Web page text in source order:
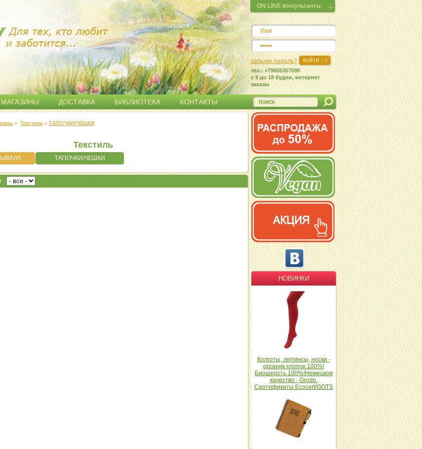
МАГАЗИНЫ ДОСТАВКА БИБЛИОТЕКА КОНТАКТЫ
ON-LINE консультанты
забыли пароль?
тел.: +79055357090
c 9 до 18 будни, интернет
заказы
> Текстиль > ТАПОЧКИ/ЧЕШКИ
Текстиль
ТАПОЧКИ/ЧЕШКИ
НОВИНКИ
Колготы, леггинсы, носки -
органик хлопок 100%!
Биошерсть 100%!Немецкое
качество - Grodo.
Сертификаты Ecocert/GOTS